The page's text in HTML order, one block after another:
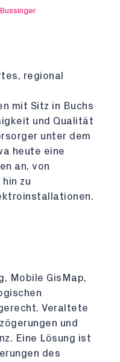
regional
mit Sitz in Buchs
und Qualität
unter dem
heute eine
an, von
zu
Mobile GisMap,
Veraltete
und
Eine Lösung ist
des